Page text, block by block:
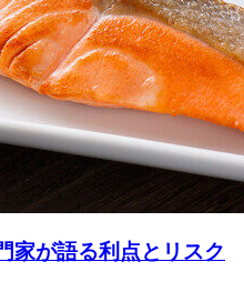
家が語る利点とリスク